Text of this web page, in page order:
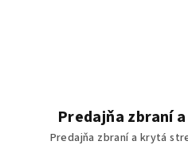
Predajňa zbraní
Predajňa zbraní a krytá